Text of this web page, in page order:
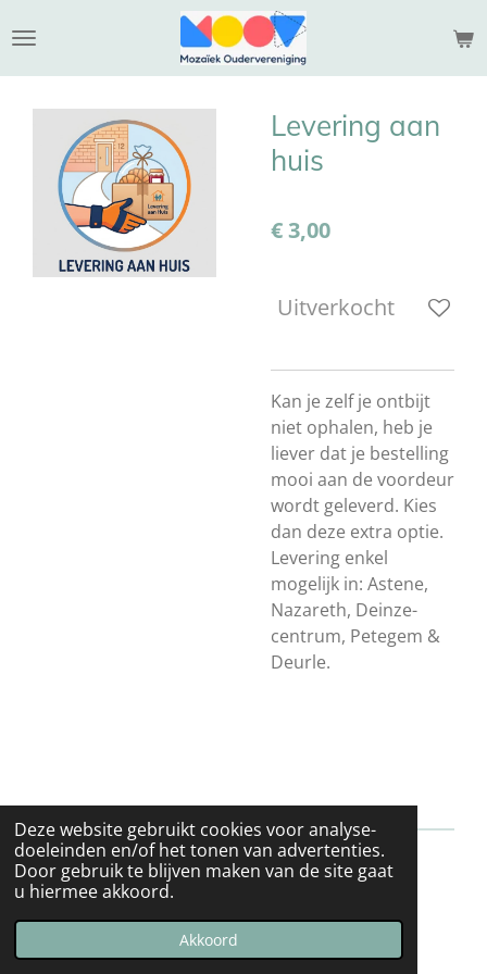
Deze website gebruikt cookies voor analyse-
doeleinden en/of het tonen van advertenties.
Door gebruik te blijven maken van de site gaat
u hiermee akkoord.
Akkoord
direct
naar
hoofdinhoud
Levering aan
huis
€ 3,00
Uitverkocht
Kan je zelf je ontbijt
niet ophalen, heb je
liever dat je bestelling
mooi aan de voordeur
wordt geleverd. Kies
dan deze extra optie.
Levering enkel
mogelijk in: Astene,
Nazareth, Deinze-
centrum, Petegem &
Deurle.
Algemene voorwaarden
© 2024 MOOV webshop